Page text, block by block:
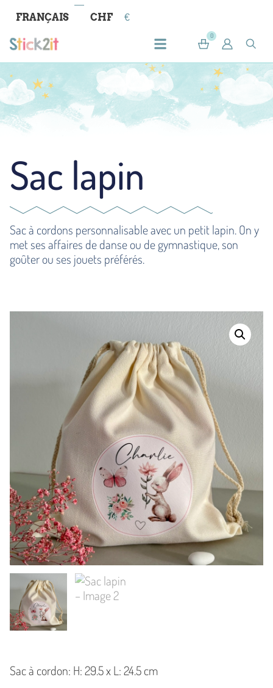
FRANÇAIS CHF €
0
Sac lapin
Sac à cordons personnalisable avec un petit lapin. On y
met ses affaires de danse ou de gymnastique, son
goûter ou ses jouets préférés.
Sac à cordon: H: 29.5 x L: 24.5 cm